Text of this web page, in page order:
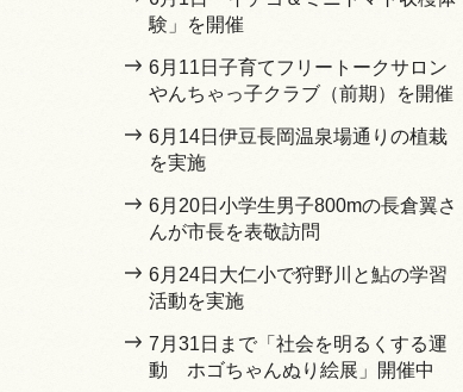
験」を開催
6月11日子育てフリートークサロン
やんちゃっ子クラブ（前期）を開催
6月14日伊豆長岡温泉場通りの植栽
を実施
6月20日小学生男子800mの長倉翼さ
んが市長を表敬訪問
6月24日大仁小で狩野川と鮎の学習
活動を実施
7月31日まで「社会を明るくする運
動 ホゴちゃんぬり絵展」開催中